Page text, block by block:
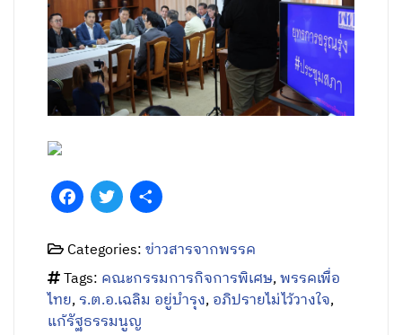
FacebookTwitter
Categories:ข่าวสารจากพรรค
Tags: คณะกรรมการกิจการพิเศษ,พรรคเพื่อ
ไทย,ร.ต.อ.เฉลิม อยู่บำรุง,อภิปรายไม่ไว้วางใจ,
แก้รัฐธรรมนูญ